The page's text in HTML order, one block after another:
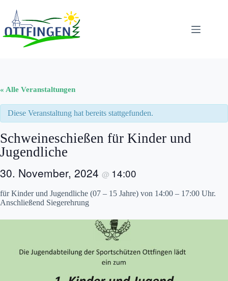
Inhalt
springen
« Alle Veranstaltungen
Diese Veranstaltung hat bereits stattgefunden.
Schweineschießen für Kinder und
Jugendliche
30. November, 2024 @ 14:00
für Kinder und Jugendliche (07 – 15 Jahre) von 14:00 – 17:00 Uhr.
Anschließend Siegerehrung